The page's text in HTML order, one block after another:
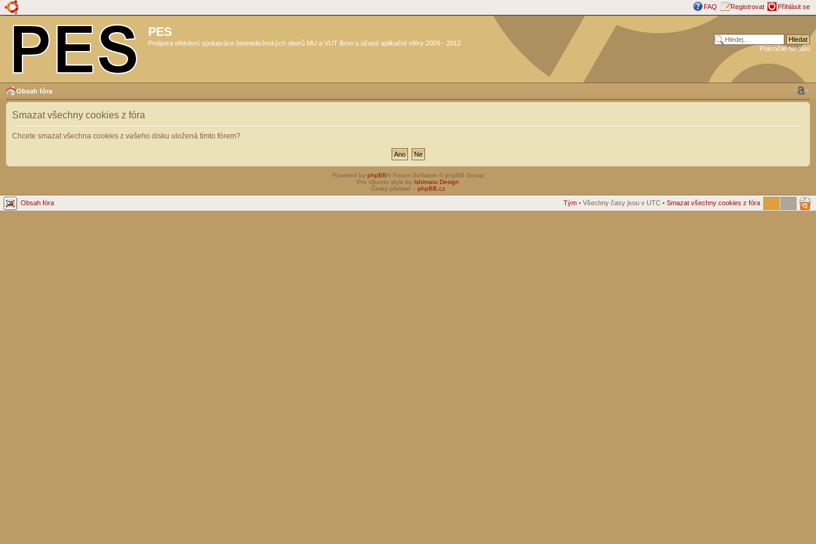
FAQ Registrovat Přihlásit se
PES
Podpora efektivní spolupráce biomedicínských oborů MU a VUT Brno s účastí aplikační sféry 2009 - 2012
Pokročilé hledání
Obsah fóra
Smazat všechny cookies z fóra
Chcete smazat všechna cookies z vašeho disku uložená tímto fórem?
Powered by phpBB® Forum Software © phpBB Group
Pro Ubuntu style by Ishimaru Design
Český překlad – phpBB.cz
Obsah fóra Tým • Všechny časy jsou v UTC • Smazat všechny cookies z fóra